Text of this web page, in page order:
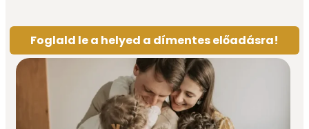
Foglald le a helyed a dímentes előadásra!